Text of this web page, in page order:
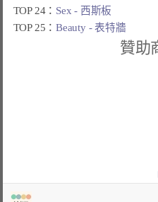
TOP 24： Sex - 西斯板
TOP 25：Beauty - 表特牆
贊助